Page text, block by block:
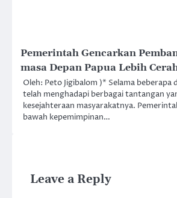
Pemerintah Gencarkan
masa Depan Papua Lebih
Oleh: Peto Jigibalom )* Selama beberapa
telah menghadapi berbagai tantangan
kesejahteraan masyarakatnya.
bawah kepemimpinan…
Leave a Reply